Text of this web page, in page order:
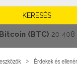
(BTC)20 408
Érdekek és